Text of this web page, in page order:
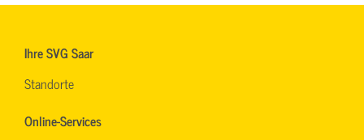
Ihre SVG Saar
Standorte
Online-Services